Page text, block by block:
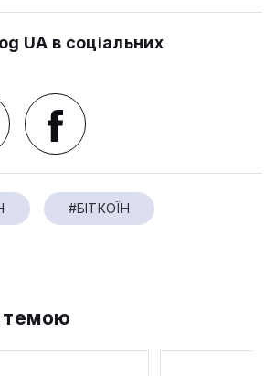
UA в соціальних
#БІТКОЇН
темою